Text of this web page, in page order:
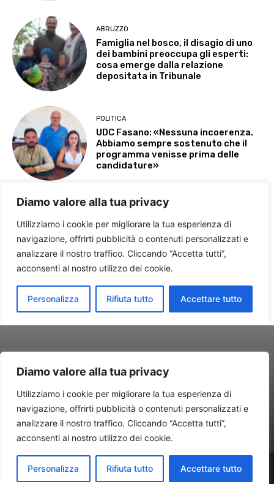
Diamo valore alla tua privacy
Utilizziamo i cookie per migliorare la tua esperienza di
navigazione, offrirti pubblicità o contenuti personalizzati e
analizzare il nostro traffico. Cliccando “Accetta tutti”,
acconsenti al nostro utilizzo dei cookie.
Personalizza Rifiuta tutto Accettare tutto
Contatti//Redazione:redazione@newsitalynews.it
© Copyright 2024 - Newsitalynews.it Antonio Rubino Consulting –
Via IV Novembre, 4 – 20124 Milano (Mi) - P.IVA 02661460739 Tutti i
diritti riservati